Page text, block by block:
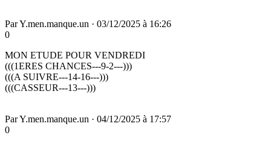
ParY.men.manque.un · 03/12/2025 à 16:26
0
MON ETUDE POUR VENDREDI
(((1ERES CHANCES---9-2---)))
(((A SUIVRE---14-16---)))
(((CASSEUR---13---)))
ParY.men.manque.un · 04/12/2025 à 17:57
0